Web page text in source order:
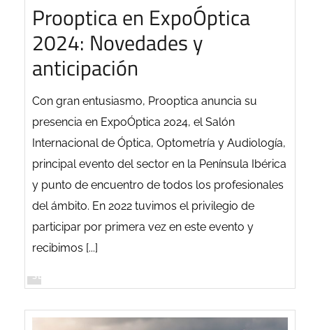
Prooptica en ExpoÓptica
2024: Novedades y
anticipación
Con gran entusiasmo, Prooptica anuncia su
presencia en ExpoÓptica 2024, el Salón
Internacional de Óptica, Optometría y Audiología,
principal evento del sector en la Península Ibérica
y punto de encuentro de todos los profesionales
del ámbito. En 2022 tuvimos el privilegio de
participar por primera vez en este evento y
recibimos [...]
SEGUIR LEYENDO